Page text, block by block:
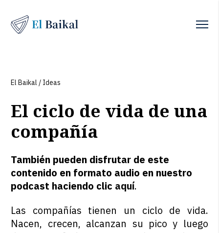
El Baikal / Ideas
El ciclo de vida de una
compañía
También pueden disfrutar de este
contenido en formato audio en nuestro
podcast haciendo clic aquí.
Las compañías tienen un ciclo de vida.
Nacen, crecen, alcanzan su pico y luego